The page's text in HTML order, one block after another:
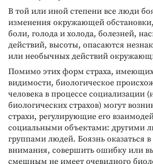
В той или иной степени все люди
изменения окружающей
боли, голода и холода, болезней,
действий, высоты, опасаются
или необычных действий
Помимо этих форм страха,
видимости, биологическое
человека в процессе социализации
биологических страхов) могут
страхи, регулирующие его
социальными объектами: другими
группами людей. Боязнь оказаться в
внимания, совершить ошибку или
смешным не имеет очевидного